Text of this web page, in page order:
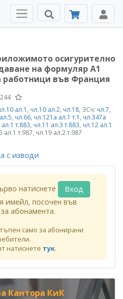
осигурително
на формуляр А1
работници във Франция
244
ал.1 , чл.10 ал.2, чл.18, ЗСч: чл.7,
, чл.66, чл.121а ал.1 т.1 , чл.347а
т.883, чл.11 ал.3 т.883, чл.12 ал.1
т.987, чл.19 ал.2 т.987
с изводи
натиснете
Вход
имейл, посочен във
абонамента.
само за абонирани
натиснете тук.
Кантора КиК